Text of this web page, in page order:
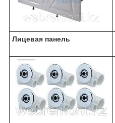
Лицевая панель